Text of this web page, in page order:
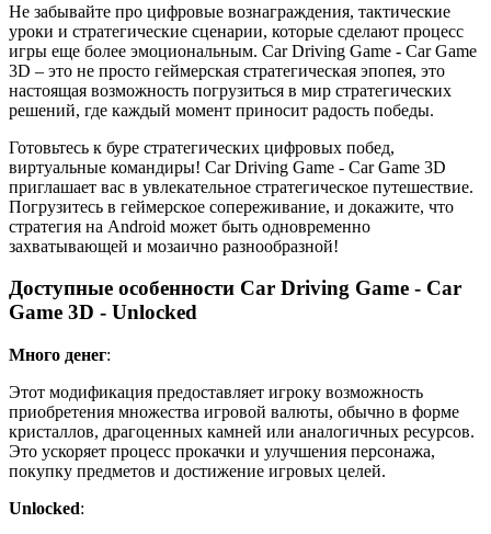
Не забывайте про цифровые вознаграждения, тактические
уроки и стратегические сценарии, которые сделают процесс
игры еще более эмоциональным. Car Driving Game - Car Game
3D – это не просто геймерская стратегическая эпопея, это
настоящая возможность погрузиться в мир стратегических
решений, где каждый момент приносит радость победы.
Готовьтесь к буре стратегических цифровых побед,
виртуальные командиры! Car Driving Game - Car Game 3D
приглашает вас в увлекательное стратегическое путешествие.
Погрузитесь в геймерское сопереживание, и докажите, что
стратегия на Android может быть одновременно
захватывающей и мозаично разнообразной!
Доступные особенности Car Driving Game - Car
Game 3D - Unlocked
Много денег:
Этот модификация предоставляет игроку возможность
приобретения множества игровой валюты, обычно в форме
кристаллов, драгоценных камней или аналогичных ресурсов.
Это ускоряет процесс прокачки и улучшения персонажа,
покупку предметов и достижение игровых целей.
Unlocked: